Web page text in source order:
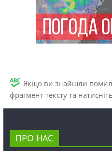
Якщо ви знайшли
фрагмент тексту та натисніть
ПРО НАС